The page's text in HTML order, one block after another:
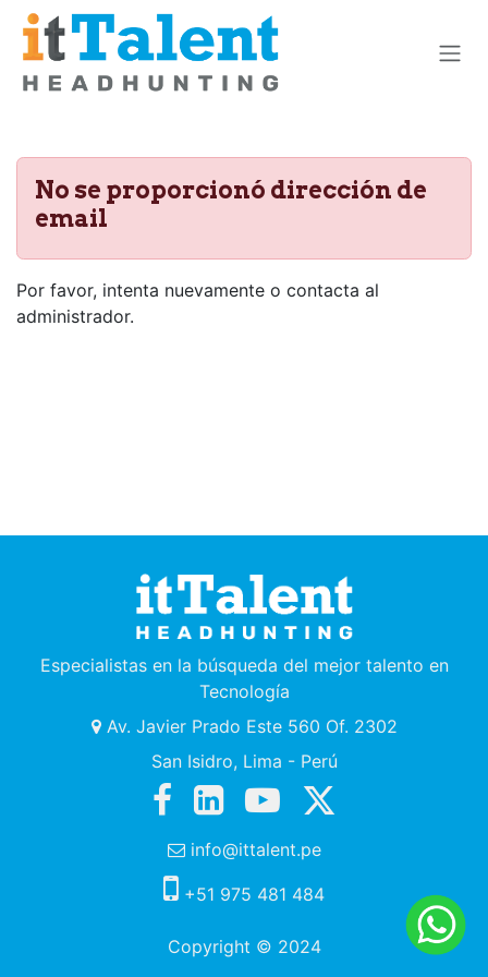
Ir al contenido
No se proporcionó dirección de
email
Por favor, intenta nuevamente o contacta al
administrador.
Especialistas en la búsqueda del mejor talento en
Tecnología
Av. Javier Prado Este 560 Of. 2302
San Isidro, Lima - Perú
info@ittalent.pe
+51 975 481 484
Copyright © 2024